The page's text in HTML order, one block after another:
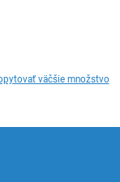
väčšie množstvo